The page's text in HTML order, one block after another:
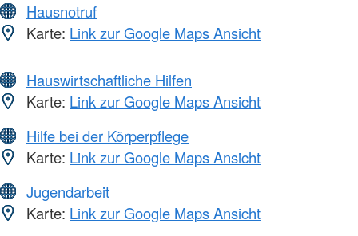
Hausnotruf
Karte: Link zur Google Maps Ansicht
Hauswirtschaftliche Hilfen
Karte: Link zur Google Maps Ansicht
Hilfe bei der Körperpflege
Karte: Link zur Google Maps Ansicht
Jugendarbeit
Karte: Link zur Google Maps Ansicht